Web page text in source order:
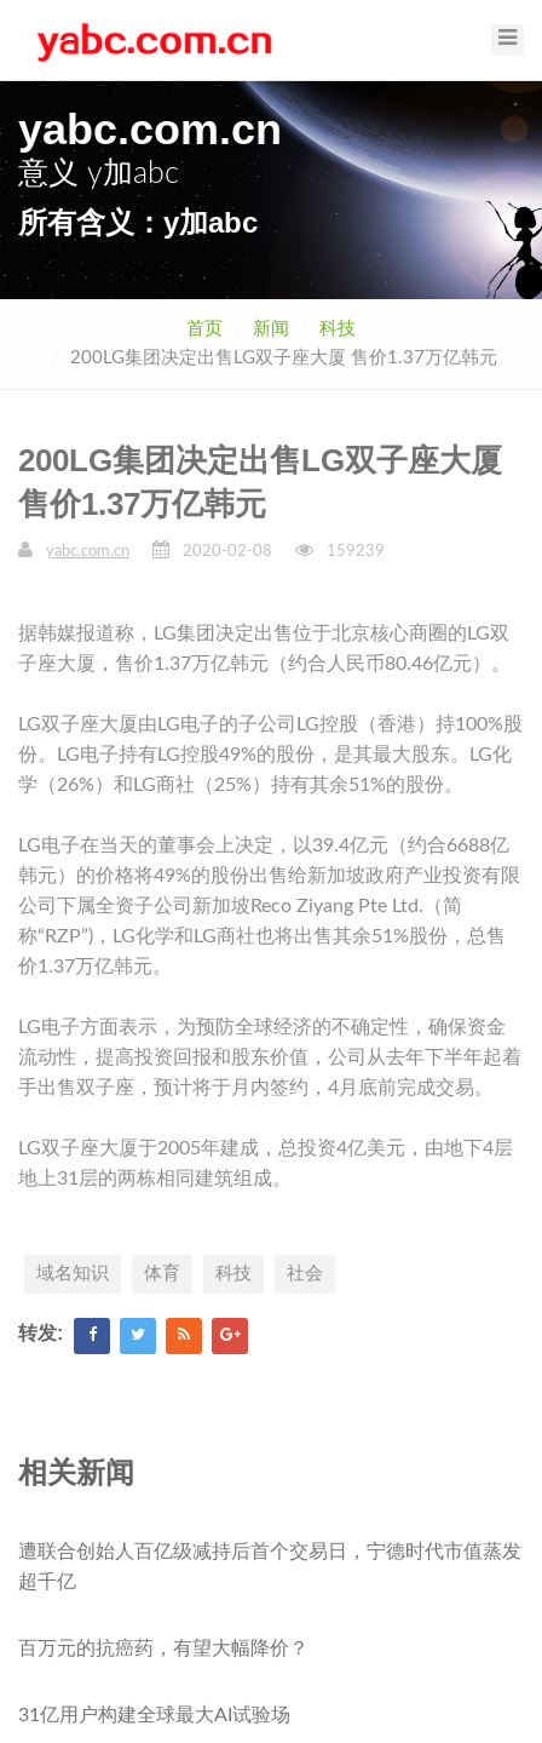
yabc.com.cn
意义y加abc
所有含义：y加abc
首页 新闻
科技
200LG集团决定出售LG双子座大厦 售价1.37万亿韩元
200LG集团决定出售LG双子座大厦
售价1.37万亿韩元
yabc.com.cn 2020-02-08 159239
据韩媒报道称，LG集团决定出售位于北京核心商圈的LG双
子座大厦，售价1.37万亿韩元（约合人民币80.46亿元）。
LG双子座大厦由LG电子的子公司LG控股（香港）持100%股
份。LG电子持有LG控股49%的股份，是其最大股东。LG化
学（26%）和LG商社（25%）持有其余51%的股份。
LG电子在当天的董事会上决定，以39.4亿元（约合6688亿
韩元）的价格将49%的股份出售给新加坡政府产业投资有限
公司下属全资子公司新加坡Reco Ziyang Pte Ltd.（简
称“RZP”)，LG化学和LG商社也将出售其余51%股份，总售
价1.37万亿韩元。
LG电子方面表示，为预防全球经济的不确定性，确保资金
流动性，提高投资回报和股东价值，公司从去年下半年起着
手出售双子座，预计将于月内签约，4月底前完成交易。
LG双子座大厦于2005年建成，总投资4亿美元，由地下4层
地上31层的两栋相同建筑组成。
域名知识 体育 科技 社会
转发:
相关新闻
遭联合创始人百亿级减持后首个交易日，宁德时代市值蒸发
超千亿
百万元的抗癌药，有望大幅降价？
31亿用户构建全球最大AI试验场